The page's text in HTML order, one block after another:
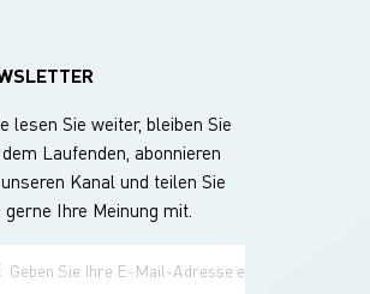
lesen Sie weiter, bleiben Sie
Laufenden, abonnieren
Kanal und teilen Sie
gerne Ihre Meinung mit.